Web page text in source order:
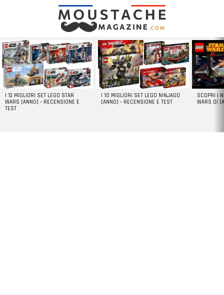
LATEST
STORIES
I 13 MIGLIORI SET LEGO STAR
WARS [ANNO] – RECENSIONE E
TEST
I 10 MIGLIORI SET LEGO NINJAGO
[ANNO] – RECENSIONE E TEST
SCOPRI I
WARS DI